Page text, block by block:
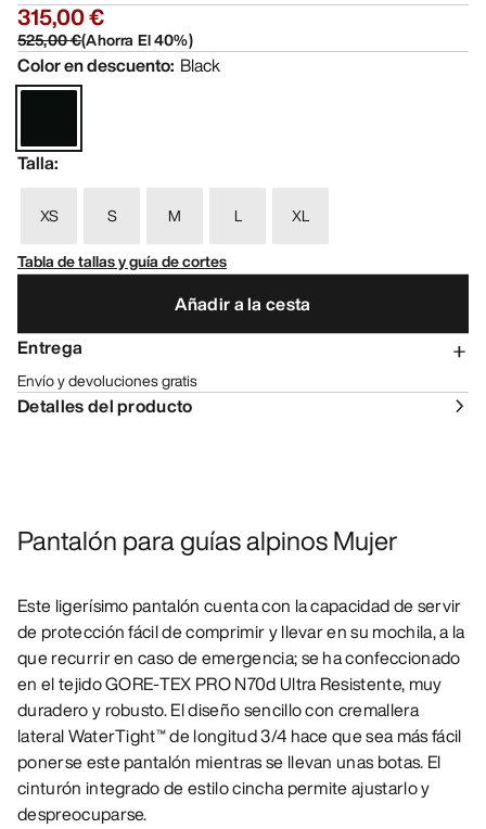
315,00 €
525,00 €(Ahorra El40%)
Color en descuento: Black
Talla:
XS S M L
XL
Tabla de tallas y guía de cortes
Añadir a la cesta
Entrega
Envío y devoluciones gratis
Detalles del producto
Pantalón para guías alpinos Mujer
Este ligerísimo pantalón cuenta con la capacidad de servir
de protección fácil de comprimir y llevar en su mochila, a la
que recurrir en caso de emergencia; se ha confeccionado
en el tejido GORE-TEX PRO N70d Ultra Resistente, muy
duradero y robusto. El diseño sencillo con cremallera
lateral WaterTight™ de longitud 3/4 hace que sea más fácil
ponerse este pantalón mientras se llevan unas botas. El
cinturón integrado de estilo cincha permite ajustarlo y
despreocuparse.